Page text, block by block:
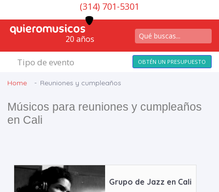
(314) 701-5301
20 años
Tipo de evento OBTÉN UN PRESUPUESTO
Home Reuniones y cumpleaños
Músicos para reuniones y cumpleaños
en Cali
Grupo de Jazz en Cali